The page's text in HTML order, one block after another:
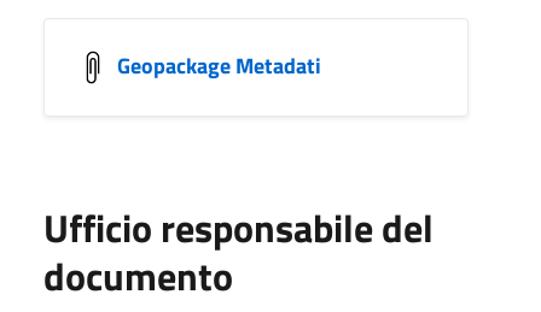
Geopackage Metadati
Ufficio responsabile del
documento